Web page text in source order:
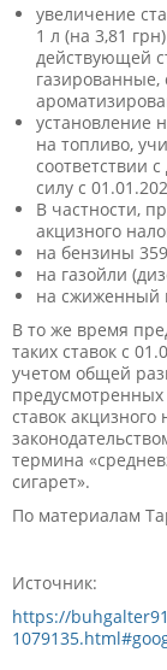
увеличение
1 л (на 3,81
действующей
установление
на топливо,
соответствии
силу с
В частности,
акцизного
на бензины
на газойли
на сжиженный
В то же время
таких ставок с
учетом общей
ставок
термина
сигарет».
По материалам
Источник:
https://